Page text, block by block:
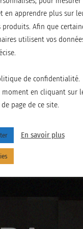
en apprendre plus sur
Afin que
utilisent vos
de confidentialité.
moment en cliquant sur
page de ce site.
En savoir plus